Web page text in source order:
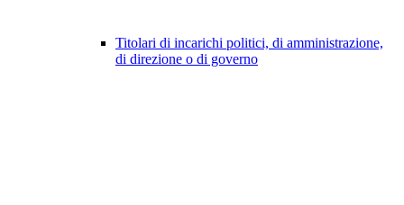
Titolari di incarichi politici, di amministrazione,
di direzione o di governo